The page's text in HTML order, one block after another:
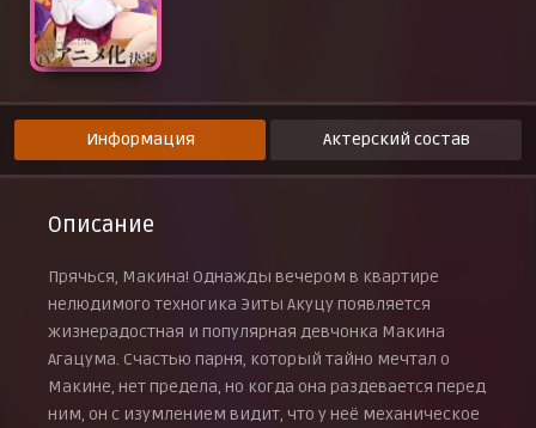
Оружие пробудилось
9 июня 2025 г.
Макина вся в колючках
У Макины физкультура
23 июня 2025 г.
Информация Актерский состав
Описание
Прячься, Макина! Однажды вечером в квартире
нелюдимого техногика Эиты Акуцу появляется
жизнерадостная и популярная девчонка Макина
Агацума. Счастью парня, который тайно мечтал о
Макине, нет предела, но когда она раздевается перед
ним, он с изумлением видит, что у неё механическое